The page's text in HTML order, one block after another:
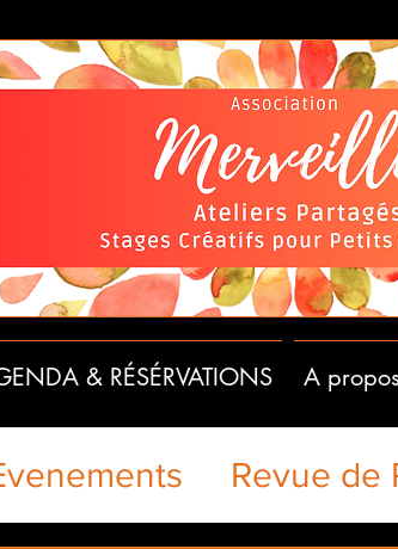
& RÉSÉRVATIONS A
Revue de